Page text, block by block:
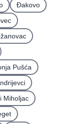
Ðakovo
Pušća
Miholjac